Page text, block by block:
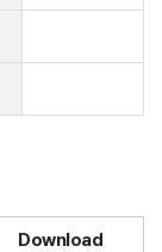
Download